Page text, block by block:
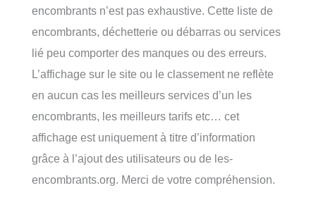
encombrants n’est pas exhaustive. Cette liste de
encombrants, déchetterie ou débarras ou services
lié peu comporter des manques ou des erreurs.
L’affichage sur le site ou le classement ne reflète
en aucun cas les meilleurs services d’un les
encombrants, les meilleurs tarifs etc… cet
affichage est uniquement à titre d’information
grâce à l’ajout des utilisateurs ou de les-
encombrants.org. Merci de votre compréhension.